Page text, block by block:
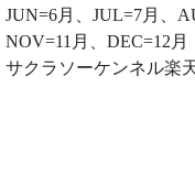
JUN=6月、JUL=7月、
NOV=11月、DEC=12月
サクラソーケンネル楽